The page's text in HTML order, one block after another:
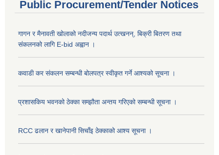
Public Procurement/Tender Notices
गागन र मैनावती खोलाको नदीजन्य पदार्थ उत्खनन्, बिक्री बितरण तथा
संकलनको लागि E-bid अह्वान ।
कवाडी कर संकलन सम्बन्धी बोलपत्र स्वीकृत गर्ने आश्यको सूचना ।
प्रशासकिय भवनको ठेक्का सम्झौता अन्तय गरिएको सम्बन्धी सूचना ।
RCC ढलान र खानेपानी सिचाँइ ठेक्काको आश्य सूचना ।